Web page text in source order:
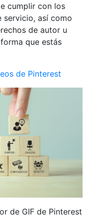
cumplir con los
servicio, así como
de autor u
que estás
de Pinterest
de GIF de Pinterest